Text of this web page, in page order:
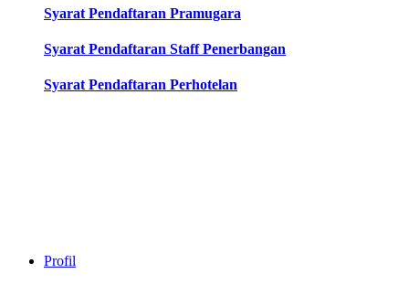
Syarat Pendaftaran Pramugara
Syarat Pendaftaran Staff Penerbangan
Syarat Pendaftaran Perhotelan
Profil